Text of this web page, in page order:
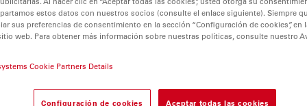
estos datos con nuestros socios (consulte el enlace siguiente). Siempre
sus preferencias de consentimiento en la sección “Configuración de cookies”, en
web. Para obtener más información sobre nuestras políticas, consulte nuestro
Cookie Partners Details
Configuración de cookies Aceptar todas las cookies